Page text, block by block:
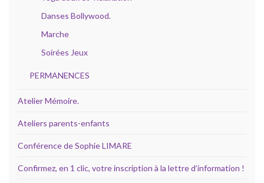
Danses Bollywood.
Marche
Soirées Jeux
PERMANENCES
Atelier Mémoire.
Ateliers parents-enfants
Conférence de Sophie LIMARE
Confirmez, en 1 clic, votre inscription à la lettre d’information !